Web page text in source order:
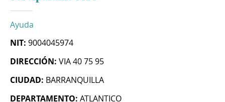
Ayuda
NIT: 9004045974
DIRECCIÓN: VIA 40 75 95
CIUDAD: BARRANQUILLA
DEPARTAMENTO: ATLANTICO